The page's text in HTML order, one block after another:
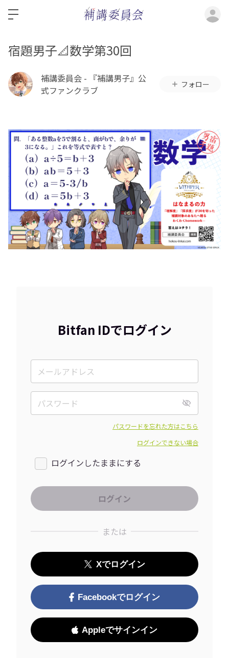
宿題男子📐数学第30回
補講委員会 - 『補講男子』公
式ファンクラブ
フォロー
Bitfan IDでログイン
パスワードを忘れた方はこちら
ログインできない場合
ログインしたままにする
または
Xでログイン
Facebookでログイン
Appleでサインイン